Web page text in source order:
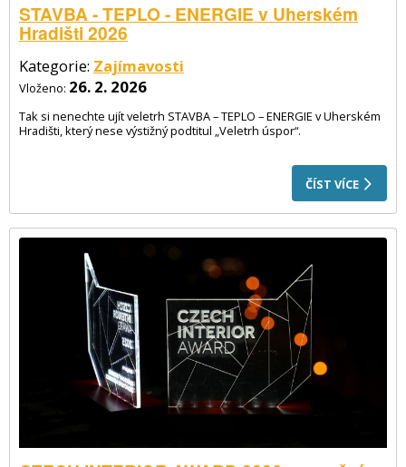
STAVBA - TEPLO - ENERGIE v Uherském
Hradišti 2026
Kategorie: Zajímavosti
Vloženo: 26. 2. 2026
Tak si nenechte ujít veletrh STAVBA – TEPLO – ENERGIE v Uherském
Hradišti, který nese výstižný podtitul „Veletrh úspor“.
ČÍST VÍCE